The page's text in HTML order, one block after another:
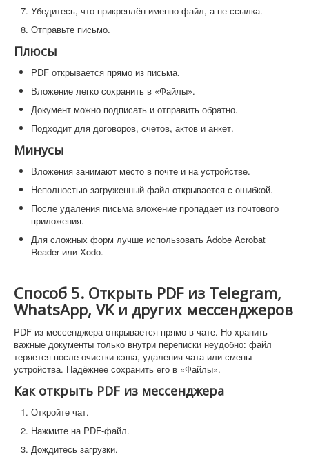
Убедитесь, что прикреплён именно файл, а не ссылка.
Отправьте письмо.
Плюсы
PDF открывается прямо из письма.
Вложение легко сохранить в «Файлы».
Документ можно подписать и отправить обратно.
Подходит для договоров, счетов, актов и анкет.
Минусы
Вложения занимают место в почте и на устройстве.
Неполностью загруженный файл открывается с ошибкой.
После удаления письма вложение пропадает из почтового
приложения.
Для сложных форм лучше использовать Adobe Acrobat
Reader или Xodo.
Способ 5. Открыть PDF из Telegram,
WhatsApp, VK и других мессенджеров
PDF из мессенджера открывается прямо в чате. Но хранить
важные документы только внутри переписки неудобно: файл
теряется после очистки кэша, удаления чата или смены
устройства. Надёжнее сохранить его в «Файлы».
Как открыть PDF из мессенджера
Откройте чат.
Нажмите на PDF-файл.
Дождитесь загрузки.